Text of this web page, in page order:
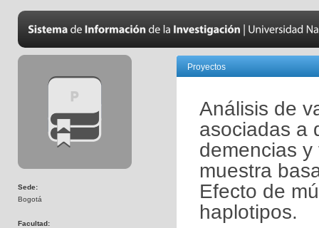
Sede:
Bogotá
Facultad:
Proyectos
Análisis de
asociadas a
demencias
muestra
Efecto de
haplotipos.